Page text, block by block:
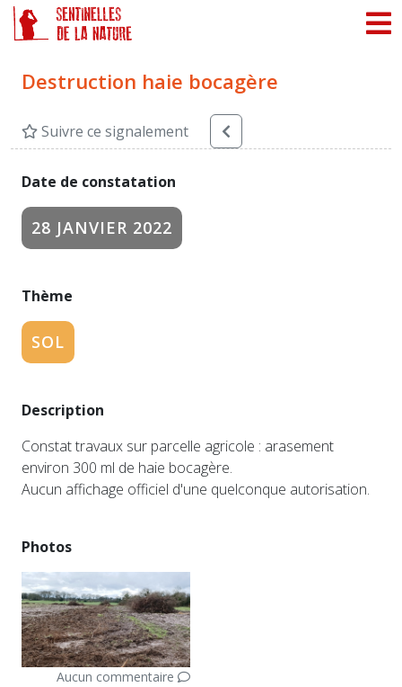
Destruction haie bocagère
Suivre ce signalement
Date de constatation
28 JANVIER 2022
Thème
SOL
Description
Constat travaux sur parcelle agricole : arasement
environ 300 ml de haie bocagère.
Aucun affichage officiel d'une quelconque autorisation.
Photos
Aucun commentaire
Panneau de gestion des cookies